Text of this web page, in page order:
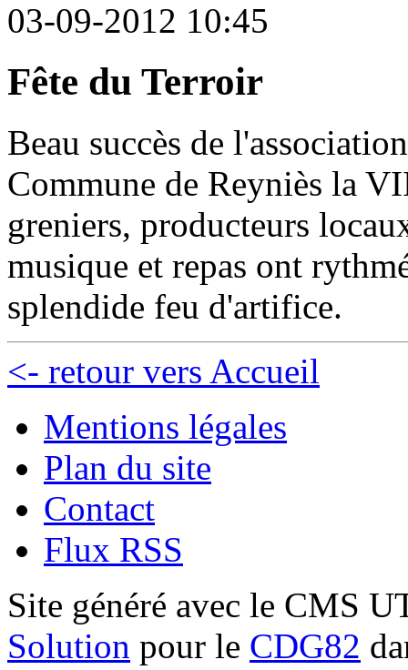
03-09-2012 10:45
Fête du Terroir
Beau succès de
Commune de Reyniès la
greniers, producteurs
musique et repas ont
splendide feu d'artifice.
<- retour vers Accueil
Mentions légales
Plan du site
Contact
Flux RSS
Site généré avec le CMS
Solution pour le CDG82